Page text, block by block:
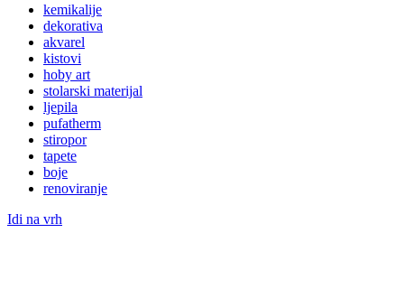
kemikalije
dekorativa
akvarel
kistovi
hoby art
stolarski materijal
ljepila
pufatherm
stiropor
tapete
boje
renoviranje
Idi na vrh